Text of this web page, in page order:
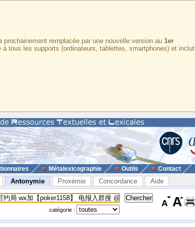
remplacée par une nouvelle version au 1er
tous les supports (ordinateurs, tablettes, smartphones) et inclut
Métalexicographie Outils Contact
Antonymie Proxémie Concordance Aide
catégorie :